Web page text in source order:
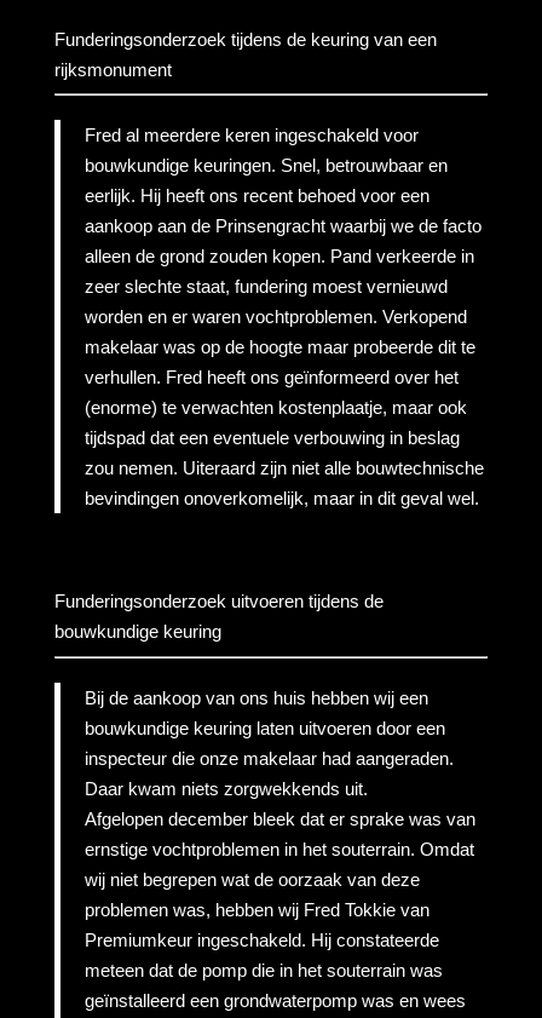
Funderingsonderzoek tijdens de keuring van een
rijksmonument
Fred al meerdere keren ingeschakeld voor
bouwkundige keuringen. Snel, betrouwbaar en
eerlijk. Hij heeft ons recent behoed voor een
aankoop aan de Prinsengracht waarbij we de facto
alleen de grond zouden kopen. Pand verkeerde in
zeer slechte staat, fundering moest vernieuwd
worden en er waren vochtproblemen. Verkopend
makelaar was op de hoogte maar probeerde dit te
verhullen. Fred heeft ons geïnformeerd over het
(enorme) te verwachten kostenplaatje, maar ook
tijdspad dat een eventuele verbouwing in beslag
zou nemen. Uiteraard zijn niet alle bouwtechnische
bevindingen onoverkomelijk, maar in dit geval wel.
Funderingsonderzoek uitvoeren tijdens de
bouwkundige keuring
Bij de aankoop van ons huis hebben wij een
bouwkundige keuring laten uitvoeren door een
inspecteur die onze makelaar had aangeraden.
Daar kwam niets zorgwekkends uit.
Afgelopen december bleek dat er sprake was van
ernstige vochtproblemen in het souterrain. Omdat
wij niet begrepen wat de oorzaak van deze
problemen was, hebben wij Fred Tokkie van
Premiumkeur ingeschakeld. Hij constateerde
meteen dat de pomp die in het souterrain was
geïnstalleerd een grondwaterpomp was en wees